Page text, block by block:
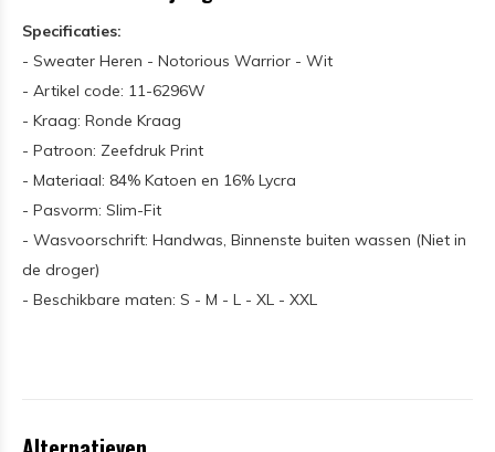
Specificaties:
- Sweater Heren - Notorious Warrior - Wit
- Artikel code: 11-6296W
- Kraag: Ronde Kraag
- Patroon: Zeefdruk Print
- Materiaal: 84% Katoen en 16% Lycra
- Pasvorm: Slim-Fit
- Wasvoorschrift: Handwas, Binnenste buiten wassen (Niet in
de droger)
- Beschikbare maten: S - M - L - XL - XXL